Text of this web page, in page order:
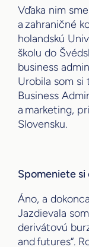
Vďaka nim
a zahraničné
holandskú
školu do
business
Urobila som
Business
a marketing,
Slovensku.
Spomeniete
Áno, a
Jazdievala
derivátovú
and futures“.